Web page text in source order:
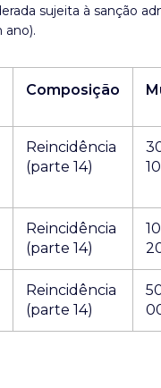
sujeita à sanção
ano).
Composição
Reincidência
(parte 14)
Reincidência
(parte 14)
Reincidência
(parte 14)